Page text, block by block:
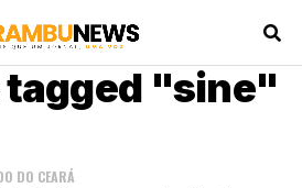
"sine"
DO CEARÁ